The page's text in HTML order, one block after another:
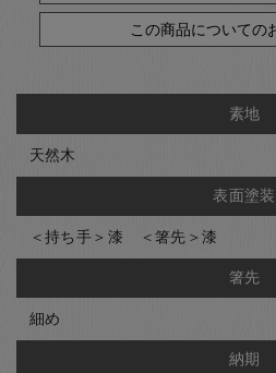
この商品についての
素地
天然木
表面塗装
＜持ち手＞漆 ＜箸先＞漆
箸先
細め
納期